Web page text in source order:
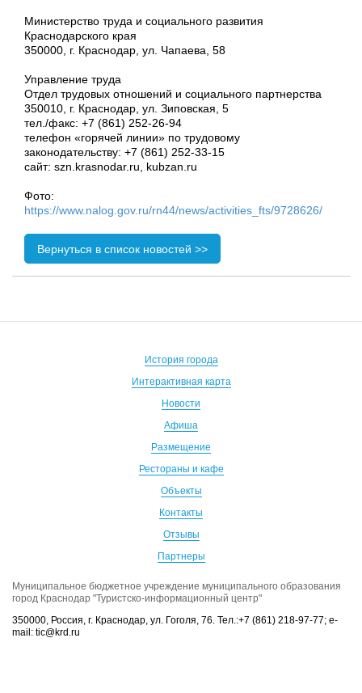
Министерство труда и социального развития
Краснодарского края
350000, г. Краснодар, ул. Чапаева, 58
Управление труда
Отдел трудовых отношений и социального партнерства
350010, г. Краснодар, ул. Зиповская, 5
тел./факс: +7 (861) 252-26-94
телефон «горячей линии» по трудовому
законодательству: +7 (861) 252-33-15
сайт: szn.krasnodar.ru, kubzan.ru
Фото:
https://www.nalog.gov.ru/rn44/news/activities_fts/9728626/
Вернуться в список новостей >>
История города
Интерактивная карта
Новости
Афиша
Размещение
Рестораны и кафе
Объекты
Контакты
Отзывы
Партнеры
Муниципальное бюджетное учреждение муниципального образования
город Краснодар "Туристско-информационный центр"
350000, Россия, г. Краснодар, ул. Гоголя, 76. Тел.:+7 (861) 218-97-77; e-
mail: tic@krd.ru